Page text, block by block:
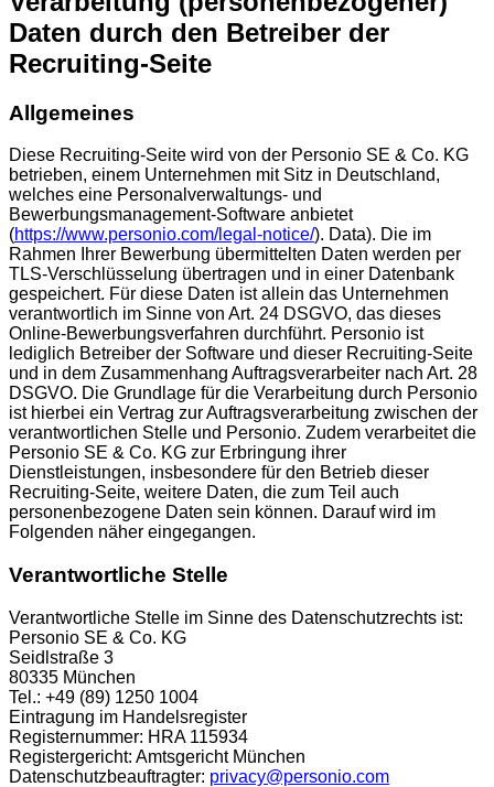
Daten durch den Betreiber der
Recruiting-Seite
Allgemeines
Diese Recruiting-Seite wird von der Personio SE & Co. KG
betrieben, einem Unternehmen mit Sitz in Deutschland,
welches eine Personalverwaltungs- und
Bewerbungsmanagement-Software anbietet
(https://www.personio.com/legal-notice/). Data). Die im
Rahmen Ihrer Bewerbung übermittelten Daten werden per
TLS-Verschlüsselung übertragen und in einer Datenbank
gespeichert. Für diese Daten ist allein das Unternehmen
verantwortlich im Sinne von Art. 24 DSGVO, das dieses
Online-Bewerbungsverfahren durchführt. Personio ist
lediglich Betreiber der Software und dieser Recruiting-Seite
und in dem Zusammenhang Auftragsverarbeiter nach Art. 28
DSGVO. Die Grundlage für die Verarbeitung durch Personio
ist hierbei ein Vertrag zur Auftragsverarbeitung zwischen der
verantwortlichen Stelle und Personio. Zudem verarbeitet die
Personio SE & Co. KG zur Erbringung ihrer
Dienstleistungen, insbesondere für den Betrieb dieser
Recruiting-Seite, weitere Daten, die zum Teil auch
personenbezogene Daten sein können. Darauf wird im
Folgenden näher eingegangen.
Verantwortliche Stelle
Verantwortliche Stelle im Sinne des Datenschutzrechts ist:
Personio SE & Co. KG
Seidlstraße 3
80335 München
Tel.: +49 (89) 1250 1004
Eintragung im Handelsregister
Registernummer: HRA 115934
Registergericht: Amtsgericht München
Datenschutzbeauftragter: privacy@personio.com